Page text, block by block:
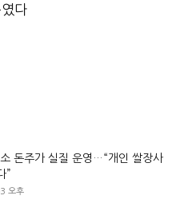
다
돈주가 실질 운영…“개인 쌀장사
”
오후